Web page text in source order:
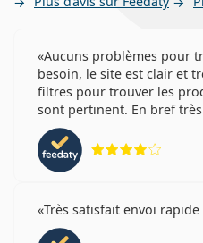
Aucuns problèmes pour
besoin, le site est clair et
filtres pour trouver les
sont pertinent. En bref
Très satisfait envoi rapide